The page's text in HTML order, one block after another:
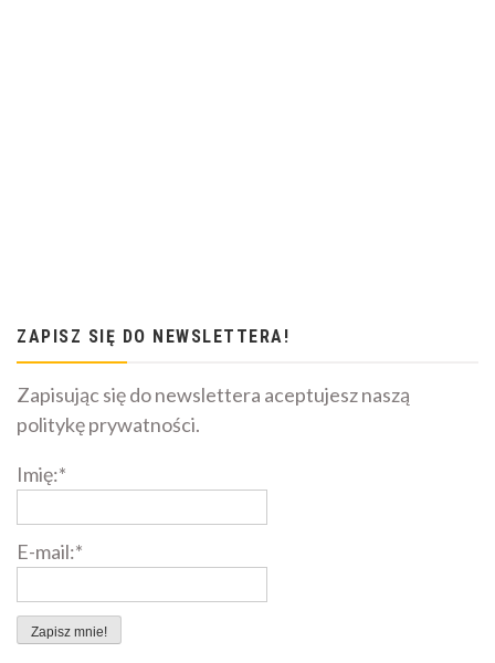
ZAPISZ SIĘ DO NEWSLETTERA!
Zapisując się do newslettera aceptujesz naszą
politykę prywatności.
Imię:*
E-mail:*